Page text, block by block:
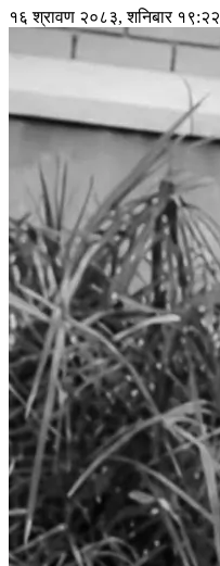
१६ श्रावण २०८३, शनिबार १९:२२